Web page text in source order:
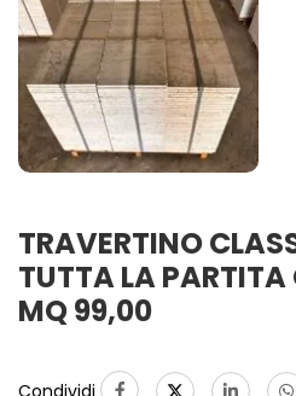
TRAVERTINO
TUTTA LA
MQ 99,00